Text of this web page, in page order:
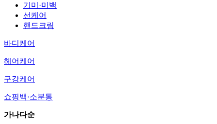
기미·미백
선케어
핸드크림
바디케어
헤어케어
구강케어
쇼핑백·소분통
가나다순